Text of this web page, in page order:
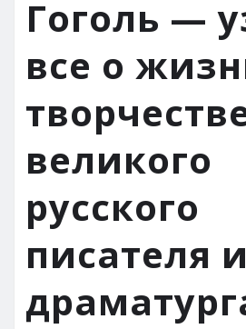
Гоголь —
все о
великого
русского
писателя и